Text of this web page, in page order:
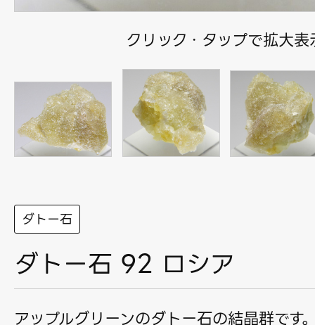
クリック・タップで拡大表
ダトー石
ダトー石 92 ロシア
アップルグリーンのダトー石の結晶群です